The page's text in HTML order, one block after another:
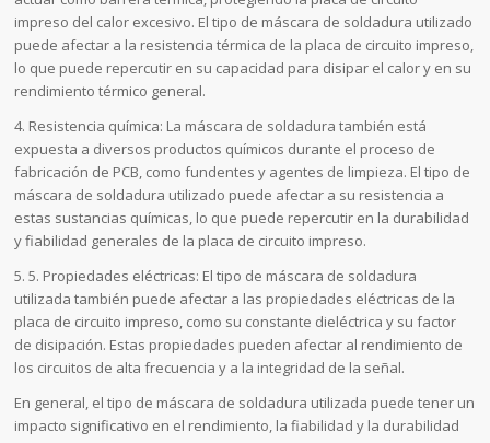
impreso del calor excesivo. El tipo de máscara de soldadura utilizado
puede afectar a la resistencia térmica de la placa de circuito impreso,
lo que puede repercutir en su capacidad para disipar el calor y en su
rendimiento térmico general.
4. Resistencia química: La máscara de soldadura también está
expuesta a diversos productos químicos durante el proceso de
fabricación de PCB, como fundentes y agentes de limpieza. El tipo de
máscara de soldadura utilizado puede afectar a su resistencia a
estas sustancias químicas, lo que puede repercutir en la durabilidad
y fiabilidad generales de la placa de circuito impreso.
5. 5. Propiedades eléctricas: El tipo de máscara de soldadura
utilizada también puede afectar a las propiedades eléctricas de la
placa de circuito impreso, como su constante dieléctrica y su factor
de disipación. Estas propiedades pueden afectar al rendimiento de
los circuitos de alta frecuencia y a la integridad de la señal.
En general, el tipo de máscara de soldadura utilizada puede tener un
impacto significativo en el rendimiento, la fiabilidad y la durabilidad